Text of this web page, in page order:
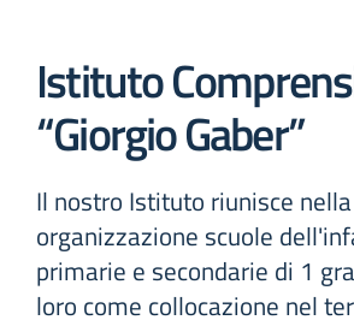
Istituto
“Giorgio Gaber”
Il nostro Istituto riunisce
organizzazione scuole
primarie e secondarie di 1
loro come collocazione nel